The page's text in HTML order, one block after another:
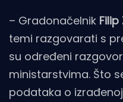
– Gradonačelnik
temi razgovarati s
su određeni
ministarstvima. Što
podataka o